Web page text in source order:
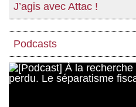
J’agis avec Attac !
Podcasts